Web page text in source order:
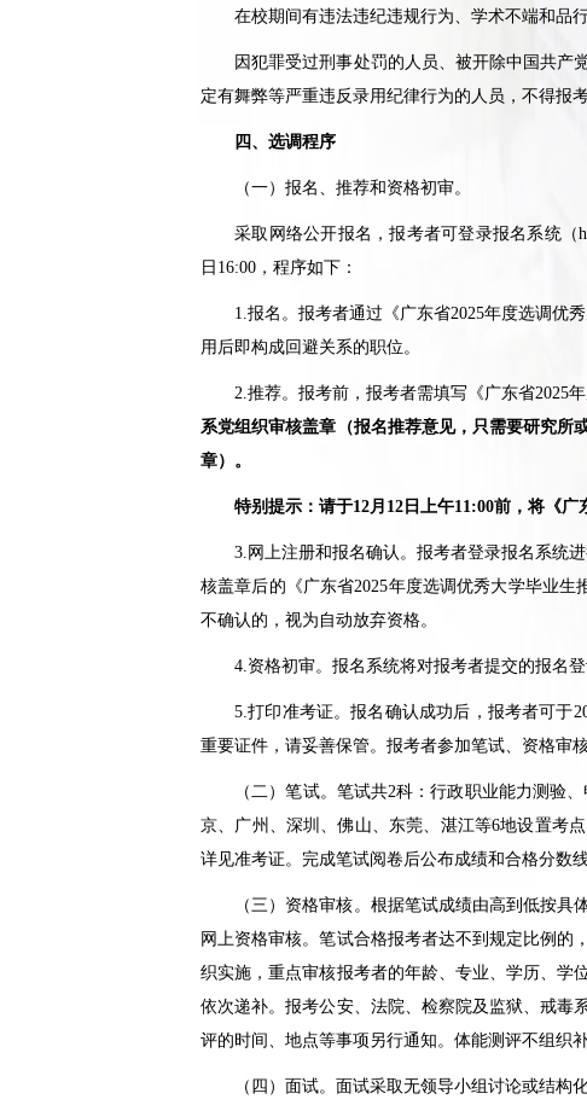
在校期间有违法违纪违规行为、学术不端和品行
因犯罪受过刑事处罚的人员、被开除中国共产党
定有舞弊等严重违反录用纪律行为的人员，不得报考
四、选调程序
（一）报名、推荐和资格初审。
采取网络公开报名，报考者可登录报名系统（
日 16:00 ，程序如下：
1.报名。报考者通过《广东省2025年度选调优
用后即构成回避关系的职位。
2.推荐。报考前，报考者需填写《广东省2025
系党组织审核盖章（报名推荐意见，只需要研究所
章）。
特别提示：请于12月 12 日上午11:00前，将《广
3. 网上注册和报名确认。报考者登录报名系统
核盖章后的《广东省2025年度选调优秀大学毕业生
不确认的，视为自动放弃资格。
4.资格初审。报名系统将对报考者提交的报名
5.打印准考证。报名确认成功后，报考者可于
重要证件，请妥善保管。报考者参加笔试、资格审
（二）笔试。笔试共2科：行政职业能力测验
京、广州、深圳、佛山、东莞、湛江等6地设置考
详见准考证。完成笔试阅卷后公布成绩和合格分数
（三）资格审核。根据笔试成绩由高到低按具
网上资格审核。笔试合格报考者达不到规定比例的
织实施，重点审核报考者的年龄、专业、学历、学
依次递补。报考公安、法院、检察院及监狱、戒毒
评的时间、地点等事项另行通知。体能测评不组织
（四）面试。面试采取无领导小组讨论或结构化